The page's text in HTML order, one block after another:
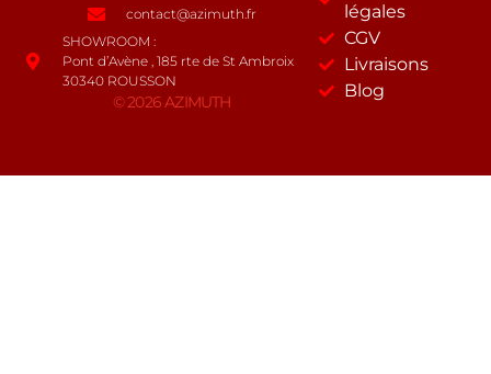
contact@azimuth.fr
SHOWROOM :
Pont d’Avène , 185 rte de St Ambroix
30340 ROUSSON
© 2026 AZIMUTH
légales
CGV
Livraisons
Blog